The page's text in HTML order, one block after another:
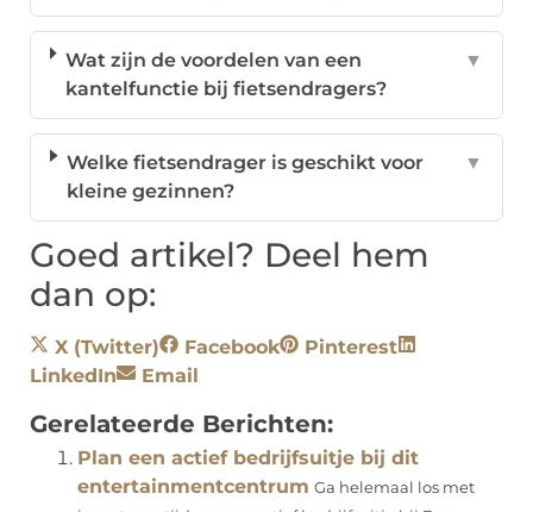
Wat zijn de voordelen van een
kantelfunctie bij fietsendragers?
▼
Welke fietsendrager is geschikt voor
kleine gezinnen?
▼
Goed artikel? Deel hem
dan op:
X (Twitter) Facebook
Pinterest
LinkedIn
Email
Gerelateerde Berichten:
Plan een actief bedrijfsuitje bij dit
entertainmentcentrum Ga helemaal los met